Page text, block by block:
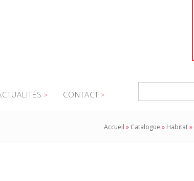
CONTACT
Accueil » Catalogue » Habitat»